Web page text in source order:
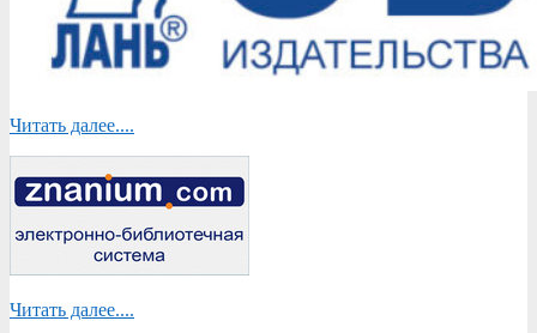
Читать далее....
Читать далее....